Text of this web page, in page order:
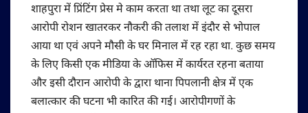
शाहपुरा में प्रिंटिंग प्रेस मे काम करता था तथा लूट का दूसरा
आरोपी रोशन खातरकर नौकरी की तलाश में इंदौर से भोपाल
आया था एवं अपने मौसी के घर मिनाल में रह रहा था. कुछ समय
के लिए किसी एक मीडिया के ऑफिस में कार्यरत रहना बताया
और इसी दौरान आरोपी के द्वारा थाना पिपलानी क्षेत्र में एक
बलात्कार की घटना भी कारित की गई। आरोपीगणों के